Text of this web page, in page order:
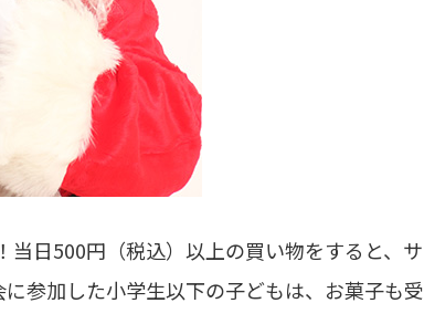
日500円（税込）以上の買い物をすると、サ
参加した小学生以下の子どもは、お菓子も受